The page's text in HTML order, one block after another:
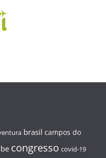
brasil campos do
congresso covid-19